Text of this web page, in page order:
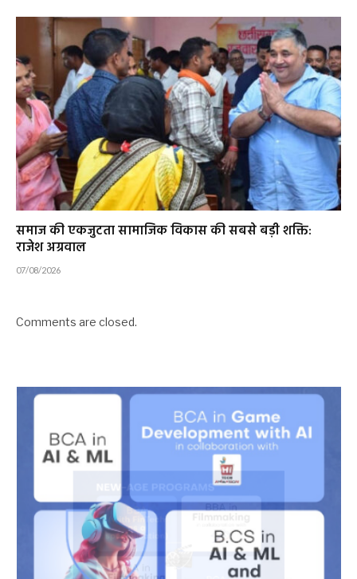
समाज की एकजुटता सामाजिक विकास की सबसे बड़ी शक्ति:
राजेश अग्रवाल
07/08/2026
Comments are closed.